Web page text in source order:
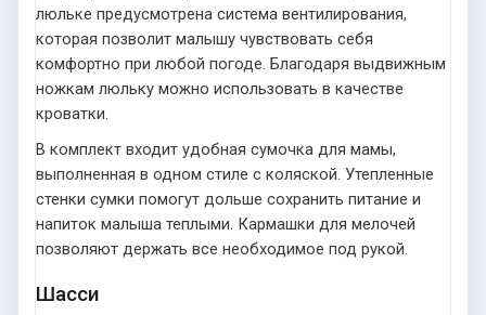
люльке предусмотрена система вентилирования,
которая позволит малышу чувствовать себя
комфортно при любой погоде. Благодаря выдвижным
ножкам люльку можно использовать в качестве
кроватки.
В комплект входит удобная сумочка для мамы,
выполненная в одном стиле с коляской. Утепленные
стенки сумки помогут дольше сохранить питание и
напиток малыша теплыми. Кармашки для мелочей
позволяют держать все необходимое под рукой.
Шасси